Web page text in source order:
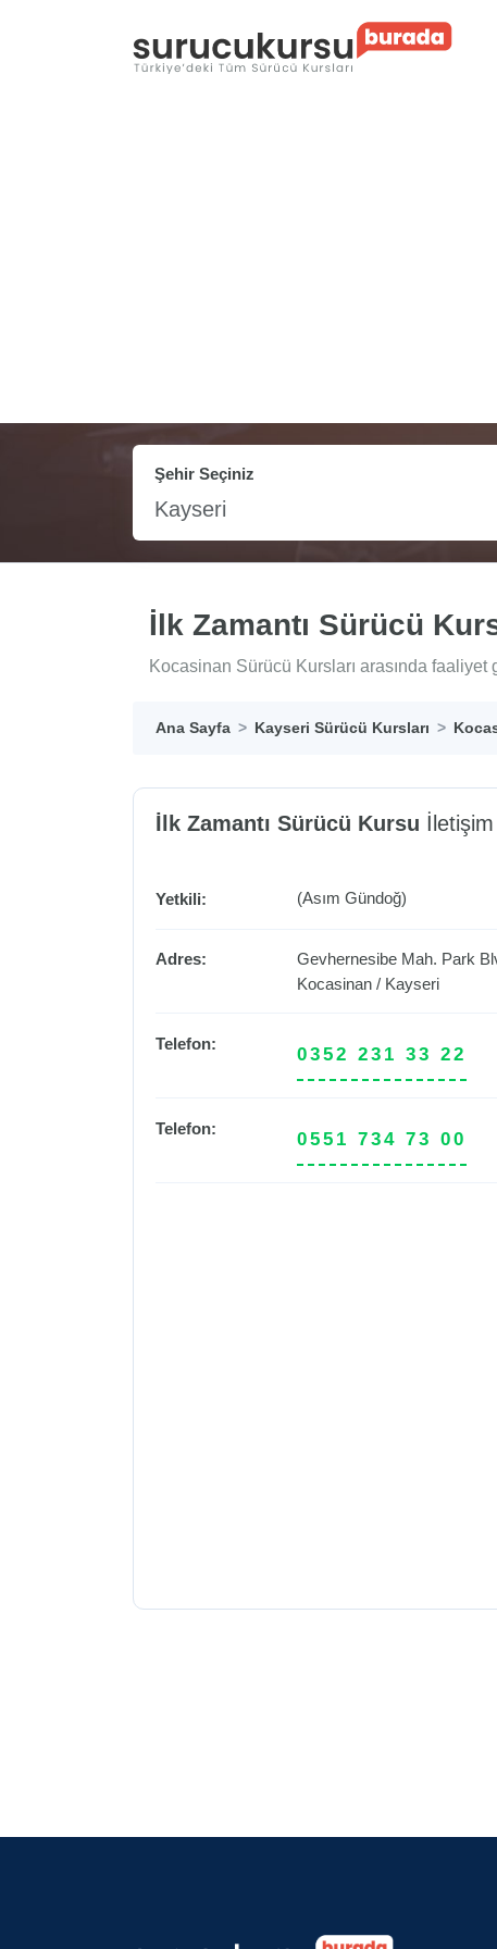
Şehir Seçiniz
Kayseri
İlk Zamantı Sürücü
Kocasinan Sürücü Kursları arasında
Ana Sayfa Kayseri Sürücü Kursları
İlk Zamantı Sürücü Kursu
Yetkili: (Asım Gündoğ)
Adres:
Gevhernesibe Mah. Park
Kocasinan/ Kayseri
Telefon:
0352 231 33 22
Telefon:
0551 734 73 00